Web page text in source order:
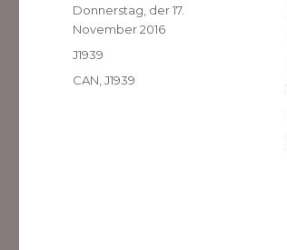
Veröffentlicht
am
Donnerstag, der 17.
November 2016
Kategorien
J1939
Schlagwörter
CAN ,J1939